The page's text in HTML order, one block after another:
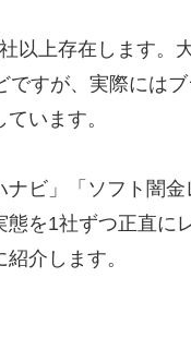
以上存在します。
すが、実際には
います。
ビ」「ソフト闇
を1社ずつ正直に
介します。